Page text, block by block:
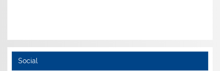
Social